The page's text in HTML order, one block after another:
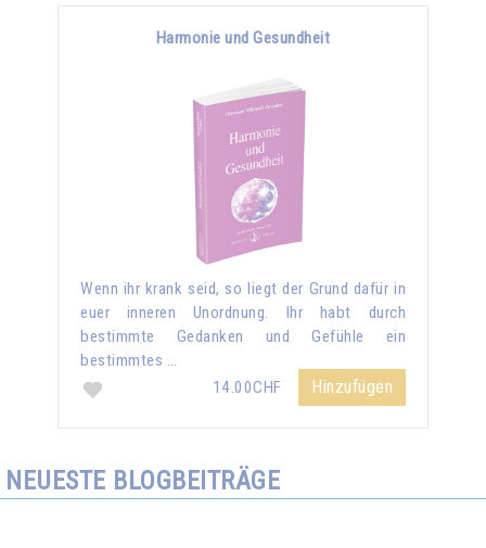
Harmonie und Gesundheit
Wenn ihr krank seid, so liegt der Grund dafür in
euer inneren Unordnung. Ihr habt durch
bestimmte Gedanken und Gefühle ein
bestimmtes …
14.00CHF
Hinzufügen
NEUESTE BLOGBEITRÄGE